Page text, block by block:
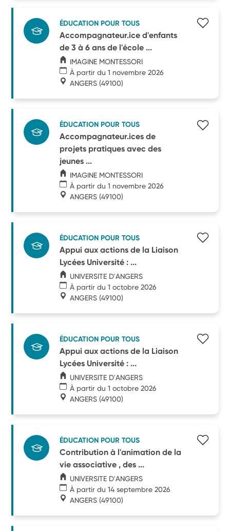
ÉDUCATION POUR TOUS
Accompagnateur.ice d'enfants
de 3 à 6 ans de l'école ...
IMAGINE MONTESSORI
À partir du 1 novembre 2026
ANGERS (49100)
ÉDUCATION POUR TOUS
Accompagnateur.ices de
projets pratiques avec des
jeunes ...
IMAGINE MONTESSORI
À partir du 1 novembre 2026
ANGERS (49100)
ÉDUCATION POUR TOUS
Appui aux actions de la Liaison
Lycées Université : ...
UNIVERSITE D'ANGERS
À partir du 1 octobre 2026
ANGERS (49100)
ÉDUCATION POUR TOUS
Appui aux actions de la Liaison
Lycées Université : ...
UNIVERSITE D'ANGERS
À partir du 1 octobre 2026
ANGERS (49100)
ÉDUCATION POUR TOUS
Contribution à l'animation de la
vie associative , des ...
UNIVERSITE D'ANGERS
À partir du 14 septembre 2026
ANGERS (49100)